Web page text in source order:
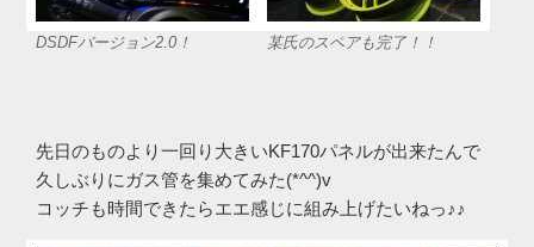
DSDFバージョン2.0！ 某氏のスペアも完了！！
先日のものより一回り大きいKF170パネルが出来たんで
久しぶりにガス管を集めてみた(*^^)v
コッチも時間できたらエエ感じに組み上げたいねっ♪♪